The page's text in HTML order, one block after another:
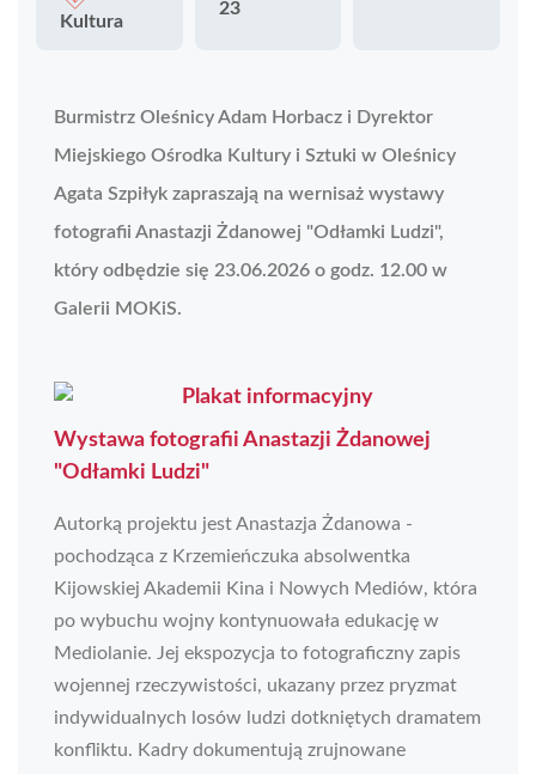
Kultura
23
Burmistrz Oleśnicy Adam Horbacz i Dyrektor
Miejskiego Ośrodka Kultury i Sztuki w Oleśnicy
Agata Szpiłyk zapraszają na wernisaż wystawy
fotografii Anastazji Żdanowej "Odłamki Ludzi",
który odbędzie się 23.06.2026 o godz. 12.00 w
Galerii MOKiS.
Wystawa fotografii Anastazji Żdanowej
"Odłamki Ludzi"
Autorką projektu jest Anastazja Żdanowa -
pochodząca z Krzemieńczuka absolwentka
Kijowskiej Akademii Kina i Nowych Mediów, która
po wybuchu wojny kontynuowała edukację w
Mediolanie. Jej ekspozycja to fotograficzny zapis
wojennej rzeczywistości, ukazany przez pryzmat
indywidualnych losów ludzi dotkniętych dramatem
konfliktu. Kadry dokumentują zrujnowane